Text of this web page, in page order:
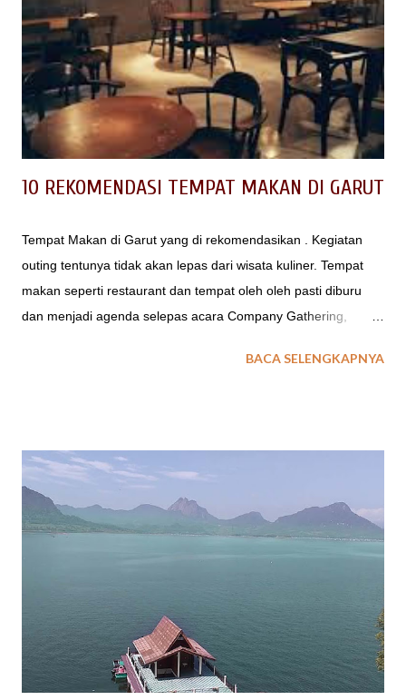
Lembang yang cocok untuk kegiatan anak sekolah? Berikut ini
EO Spinach Indonesia memberikan gambaran beberapa lokasi
atau tempat Camping yang ada di Lembang Bandung. 1.
Taman Wisata Grafika Cikole Tempat Camping di Taman
Wisata Grafika Cikole ini direkomendasikan untuk anda yang
ingin mendapatka...
10 REKOMENDASI TEMPAT MAKAN DI GARUT
Tempat Makan di Garut yang di rekomendasikan . Kegiatan
outing tentunya tidak akan lepas dari wisata kuliner. Tempat
makan seperti restaurant dan tempat oleh oleh pasti diburu
dan menjadi agenda selepas acara Company Gathering,
tempat makan berupa restaurant atau pondok makan di Garut
Barat yang memiliki tempat wisata menarik. Wisata alamnya
yang beragam juga sepadan dengan wisata kulinernya yang
tak kalah variatif. Makanan cita rasa khas Sunda yang segar
dan nikmat wajib Anda eksplorasi jika berkunjung ke Garut.
memuaskan selera kuliner Anda. Banyaknya kuliner dan
tempat makan di Garut mungkin membuat Anda kebingungan.
Berikut adalah 10 tempat makan ter...
BACA SELENGKAPNYA